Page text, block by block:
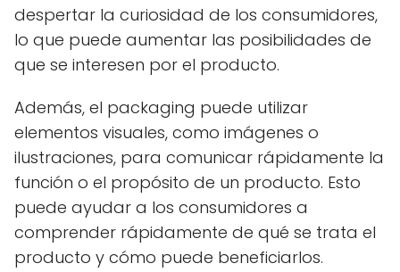
despertar la curiosidad de los consumidores,
lo que puede aumentar las posibilidades de
que se interesen por el producto.
Además, el packaging puede utilizar
elementos visuales, como imágenes o
ilustraciones, para comunicar rápidamente la
función o el propósito de un producto. Esto
puede ayudar a los consumidores a
comprender rápidamente de qué se trata el
producto y cómo puede beneficiarlos.